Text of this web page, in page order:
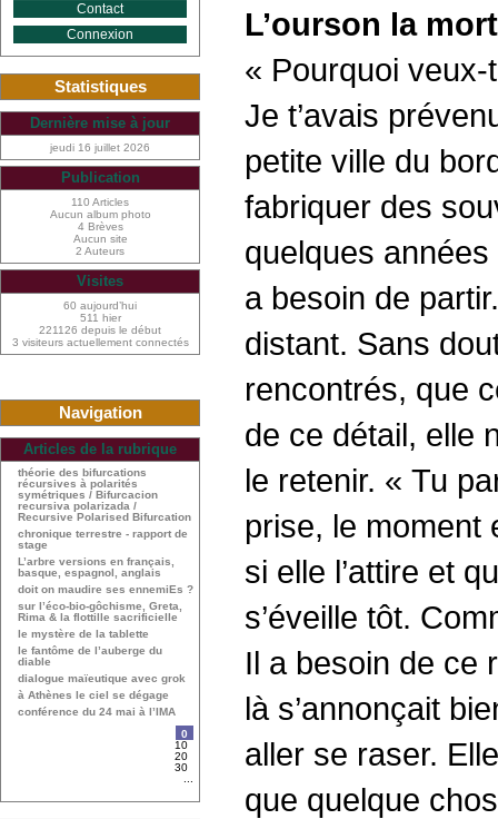
L’ourson la
« Pourquoi
Je t’avais
petite ville du
fabriquer des
quelques
a besoin de
distant. Sans
rencontrés, que
de ce détail, elle
le retenir. « Tu
prise, le moment
si elle l’attire et
s’éveille tôt.
Il a besoin de ce
là s’annonçait
aller se raser.
que quelque
Contact
Connexion
Statistiques
Dernière mise à jour
jeudi 16 juillet 2026
Publication
110 Articles
Aucun album photo
4 Brèves
Aucun site
2 Auteurs
Visites
60 aujourd’hui
511 hier
221126 depuis le début
3 visiteurs actuellement connectés
Navigation
Articles de la rubrique
théorie des bifurcations
récursives à polarités
symétriques / Bifurcacion
recursiva polarizada /
Recursive Polarised Bifurcation
chronique terrestre - rapport de
stage
L’arbre versions en français,
basque, espagnol, anglais
doit on maudire ses ennemiEs ?
sur l’éco-bio-gôchisme, Greta,
Rima & la flottille sacrificielle
le mystère de la tablette
le fantôme de l’auberge du
diable
dialogue maïeutique avec grok
à Athènes le ciel se dégage
conférence du 24 mai à l’IMA
0
10
20
30